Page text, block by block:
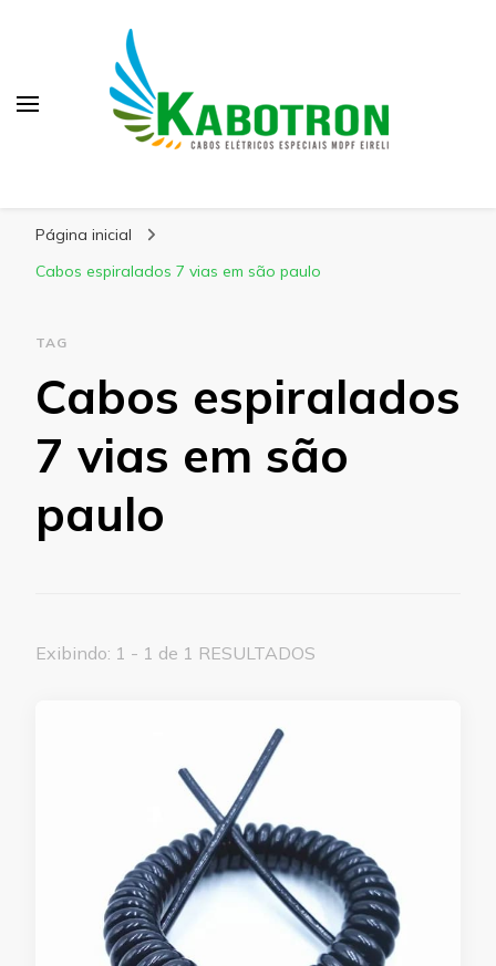
Página inicial
Cabos espiralados 7 vias em são paulo
TAG
Cabos espiralados
7 vias em são
paulo
Exibindo: 1 - 1 de 1 RESULTADOS